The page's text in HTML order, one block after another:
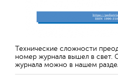
Технические сложности
номер журнала вышел в свет.
журнала можно в нашем